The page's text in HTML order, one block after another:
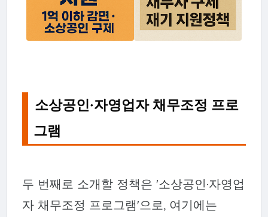
소상공인·자영업자 채무조정 프로
그램
두 번째로 소개할 정책은 '소상공인·자영업
자 채무조정 프로그램'으로, 여기에는